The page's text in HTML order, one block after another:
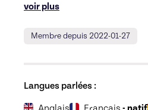
voir plus
Membre depuis 2022-01-27
Langues parlées :